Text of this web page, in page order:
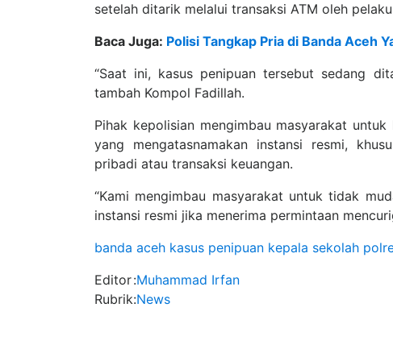
setelah ditarik melalui transaksi ATM oleh
Baca Juga: Polisi Tangkap Pria di Banda Aceh
“Saat ini, kasus penipuan tersebut sedang
tambah Kompol Fadillah.
Pihak kepolisian mengimbau masyarakat
yang mengatasnamakan instansi resmi,
pribadi atau transaksi keuangan.
“Kami mengimbau masyarakat untuk tidak
instansi resmi jika menerima permintaan
banda aceh kasus penipuan kepala sekolah
Editor:Muhammad Irfan
Rubrik:News